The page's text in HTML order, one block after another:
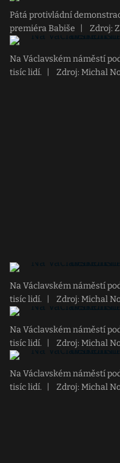
Pátá protivládní
premiéra Babiše
Zdroj:
Na Václavském náměstí
tisíc lidí.
Zdroj: Michal
Na Václavském náměstí
tisíc lidí.
Zdroj: Michal
Na Václavském náměstí
tisíc lidí.
Zdroj: Michal
Na Václavském náměstí
tisíc lidí.
Zdroj: Michal